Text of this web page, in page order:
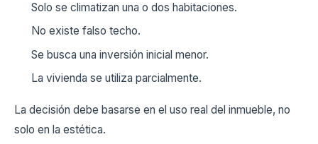
Solo se climatizan una o dos habitaciones.
No existe falso techo.
Se busca una inversión inicial menor.
La vivienda se utiliza parcialmente.
La decisión debe basarse en el uso real del inmueble, no
solo en la estética.